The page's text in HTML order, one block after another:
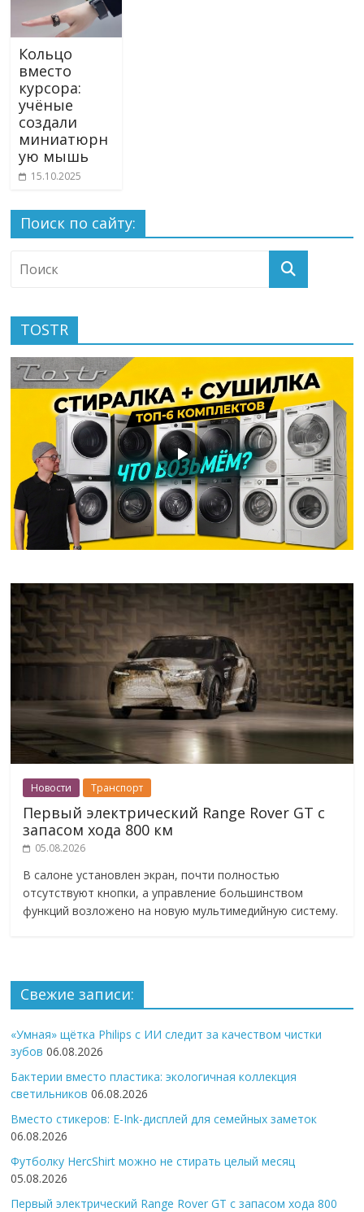
Кольцо
вместо
курсора:
учёные
создали
миниатюрн
ую мышь
15.10.2025
Поиск по сайту:
TOSTR
Новости Транспорт
Первый электрический Range Rover GT с
запасом хода 800 км
05.08.2026
В салоне установлен экран, почти полностью
отсутствуют кнопки, а управление большинством
функций возложено на новую мультимедийную систему.
Свежие записи:
«Умная» щётка Philips с ИИ следит за качеством чистки
зубов 06.08.2026
Бактерии вместо пластика: экологичная коллекция
светильников 06.08.2026
Вместо стикеров: E-Ink-дисплей для семейных заметок
06.08.2026
Футболку HercShirt можно не стирать целый месяц
05.08.2026
Первый электрический Range Rover GT с запасом хода 800